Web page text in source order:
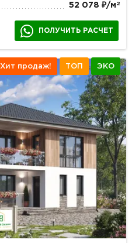
52 078 ₽/м 2
ПОЛУЧИТЬ РАСЧЕТ
Хит продаж! ТОП ЭКО